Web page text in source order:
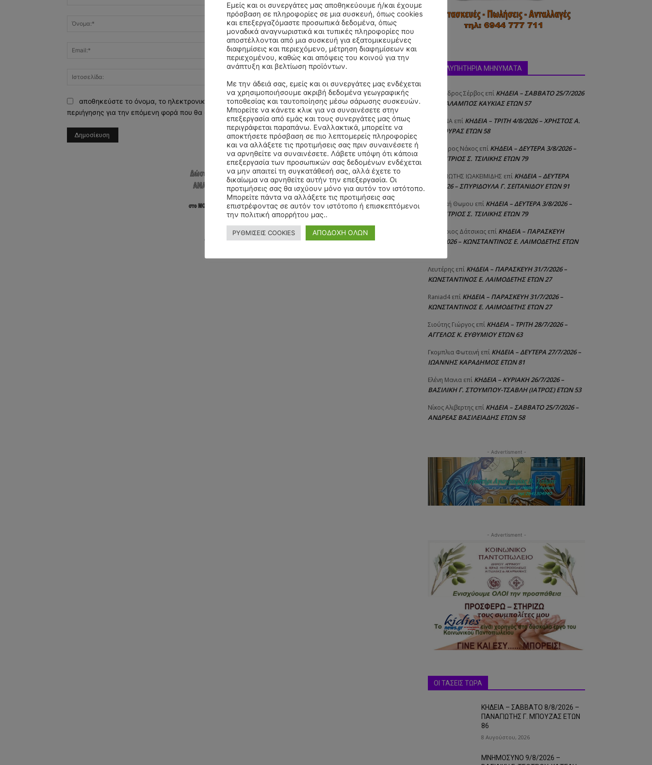
Email:*
αποθηκεύστε το όνομα, το ηλεκτρονικό ταχυδρομείο και τον ιστότοπό μου σε αυτό το πρόγραμμα
περιήγησης για την επόμενη φορά που θα σχολιάσω.
ΣΥΛΛΥΠΗΤΗΡΙΑ ΜΗΝΥΜΑΤΑ
Αλέξανδρος Σέρβος επί ΚΗΔΕΙΑ – ΣΑΒΒΑΤΟ 25/7/2026
– ΧΑΡΑΛΑΜΠΟΣ ΚΑΥΚΙΑΣ ΕΤΩΝ 57
ΧΡΙΣΤΙΝΑ επί ΚΗΔΕΙΑ – ΤΡΙΤΗ 4/8/2026 – ΧΡΗΣΤΟΣ Α.
ΠΑΛΙΟΥΡΑΣ ΕΤΩΝ 58
Θεόδωρος Νάκος επί ΚΗΔΕΙΑ – ΔΕΥΤΕΡΑ 3/8/2026 –
ΔΗΜΗΤΡΙΟΣ Σ. ΤΣΙΛΙΚΗΣ ΕΤΩΝ 79
ΠΑΝΑΓΙΩΤΗΣ IΩΑΚΕΙΜΙΔΗΣ επί ΚΗΔΕΙΑ – ΔΕΥΤΕΡΑ
3/8/2026 – ΣΠΥΡΙΔΟΥΛΑ Γ. ΣΕΪΤΑΝΙΔΟΥ ΕΤΩΝ 91
Αγγελική Θωμου επί ΚΗΔΕΙΑ – ΔΕΥΤΕΡΑ 3/8/2026 –
ΔΗΜΗΤΡΙΟΣ Σ. ΤΣΙΛΙΚΗΣ ΕΤΩΝ 79
Δημήτριος Δάτσικας επί ΚΗΔΕΙΑ – ΠΑΡΑΣΚΕΥΗ
31/7/2026 – ΚΩΝΣΤΑΝΤΙΝΟΣ Ε. ΛΑΙΜΟΔΕΤΗΣ ΕΤΩΝ
Λευτέρης επί ΚΗΔΕΙΑ – ΠΑΡΑΣΚΕΥΗ 31/7/2026 –
ΚΩΝΣΤΑΝΤΙΝΟΣ Ε. ΛΑΙΜΟΔΕΤΗΣ ΕΤΩΝ 27
Raniad4 επί ΚΗΔΕΙΑ – ΠΑΡΑΣΚΕΥΗ 31/7/2026 –
ΚΩΝΣΤΑΝΤΙΝΟΣ Ε. ΛΑΙΜΟΔΕΤΗΣ ΕΤΩΝ 27
Σιούτης Γιώργος επί ΚΗΔΕΙΑ – ΤΡΙΤΗ 28/7/2026 –
ΑΓΓΕΛΟΣ Κ. ΕΥΘΥΜΙΟΥ ΕΤΩΝ 63
Γκομπλια Φωτεινή επί ΚΗΔΕΙΑ – ΔΕΥΤΕΡΑ 27/7/2026 –
ΙΩΑΝΝΗΣ ΚΑΡΑΔΗΜΟΣ ΕΤΩΝ 81
Ελένη Μανια επί ΚΗΔΕΙΑ – ΚΥΡΙΑΚΗ 26/7/2026 –
ΒΑΣΙΛΙΚΗ Γ. ΣΤΟΥΜΠΟΥ-ΤΣΑΒΛΗ (ΙΑΤΡΟΣ) ΕΤΩΝ 53
Νίκος Αλιβερτης επί ΚΗΔΕΙΑ – ΣΑΒΒΑΤΟ 25/7/2026 –
ΑΝΔΡΕΑΣ ΒΑΣΙΛΕΙΑΔΗΣ ΕΤΩΝ 58
- Advertisment -
- Advertisment -
ΟΙ ΤΑΣΕΙΣ ΤΩΡΑ
ΚΗΔΕΙΑ – ΣΑΒΒΑΤΟ 8/8/2026 –
ΠΑΝΑΓΙΩΤΗΣ Γ. ΜΠΟΥΖΑΣ ΕΤΩΝ
86
8 Αυγούστου, 2026
ΜΝΗΜΟΣΥΝΟ 9/8/2026 –
Εμείς και οι συνεργάτες μας αποθηκεύουμε ή/και έχουμε
πρόσβαση σε πληροφορίες σε μια συσκευή, όπως cookies
και επεξεργαζόμαστε προσωπικά δεδομένα, όπως
μοναδικά αναγνωριστικά και τυπικές πληροφορίες που
αποστέλλονται από μια συσκευή για εξατομικευμένες
διαφημίσεις και περιεχόμενο, μέτρηση διαφημίσεων και
περιεχομένου, καθώς και απόψεις του κοινού για την
ανάπτυξη και βελτίωση προϊόντων.
Με την άδειά σας, εμείς και οι συνεργάτες μας ενδέχεται
να χρησιμοποιήσουμε ακριβή δεδομένα γεωγραφικής
τοποθεσίας και ταυτοποίησης μέσω σάρωσης συσκευών.
Μπορείτε να κάνετε κλικ για να συναινέσετε στην
επεξεργασία από εμάς και τους συνεργάτες μας όπως
περιγράφεται παραπάνω. Εναλλακτικά, μπορείτε να
αποκτήσετε πρόσβαση σε πιο λεπτομερείς πληροφορίες
και να αλλάξετε τις προτιμήσεις σας πριν συναινέσετε ή
να αρνηθείτε να συναινέσετε. Λάβετε υπόψη ότι κάποια
επεξεργασία των προσωπικών σας δεδομένων ενδέχεται
να μην απαιτεί τη συγκατάθεσή σας, αλλά έχετε το
δικαίωμα να αρνηθείτε αυτήν την επεξεργασία. Οι
προτιμήσεις σας θα ισχύουν μόνο για αυτόν τον ιστότοπο.
Μπορείτε πάντα να αλλάξετε τις προτιμήσεις σας
επιστρέφοντας σε αυτόν τον ιστότοπο ή επισκεπτόμενοι
την πολιτική απορρήτου μας..
ΡΥΘΜΙΣΕΙΣ COOKIES ΑΠΟΔΟΧΗ ΟΛΩΝ